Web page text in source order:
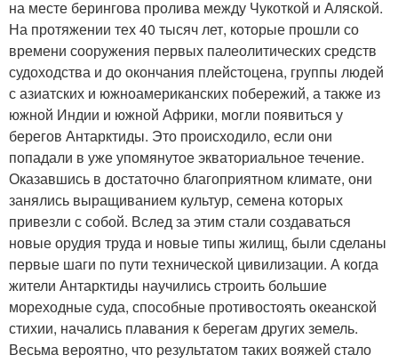
на месте берингова пролива между Чукоткой и Аляской.
На протяжении тех 40 тысяч лет, которые прошли со
времени сооружения первых палеолитических средств
судоходства и до окончания плейстоцена, группы людей
с азиатских и южноамериканских побережий, а также из
южной Индии и южной Африки, могли появиться у
берегов Антарктиды. Это происходило, если они
попадали в уже упомянутое экваториальное течение.
Оказавшись в достаточно благоприятном климате, они
занялись выращиванием культур, семена которых
привезли с собой. Вслед за этим стали создаваться
новые орудия труда и новые типы жилищ, были сделаны
первые шаги по пути технической цивилизации. А когда
жители Антарктиды научились строить большие
мореходные суда, способные противостоять океанской
стихии, начались плавания к берегам других земель.
Весьма вероятно, что результатом таких вояжей стало